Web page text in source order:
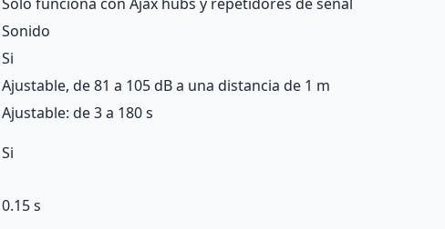
Sonido
Si
Ajustable, de 81 a 105 dB a una distancia de 1 m
Ajustable: de 3 a 180 s
Si
0.15 s